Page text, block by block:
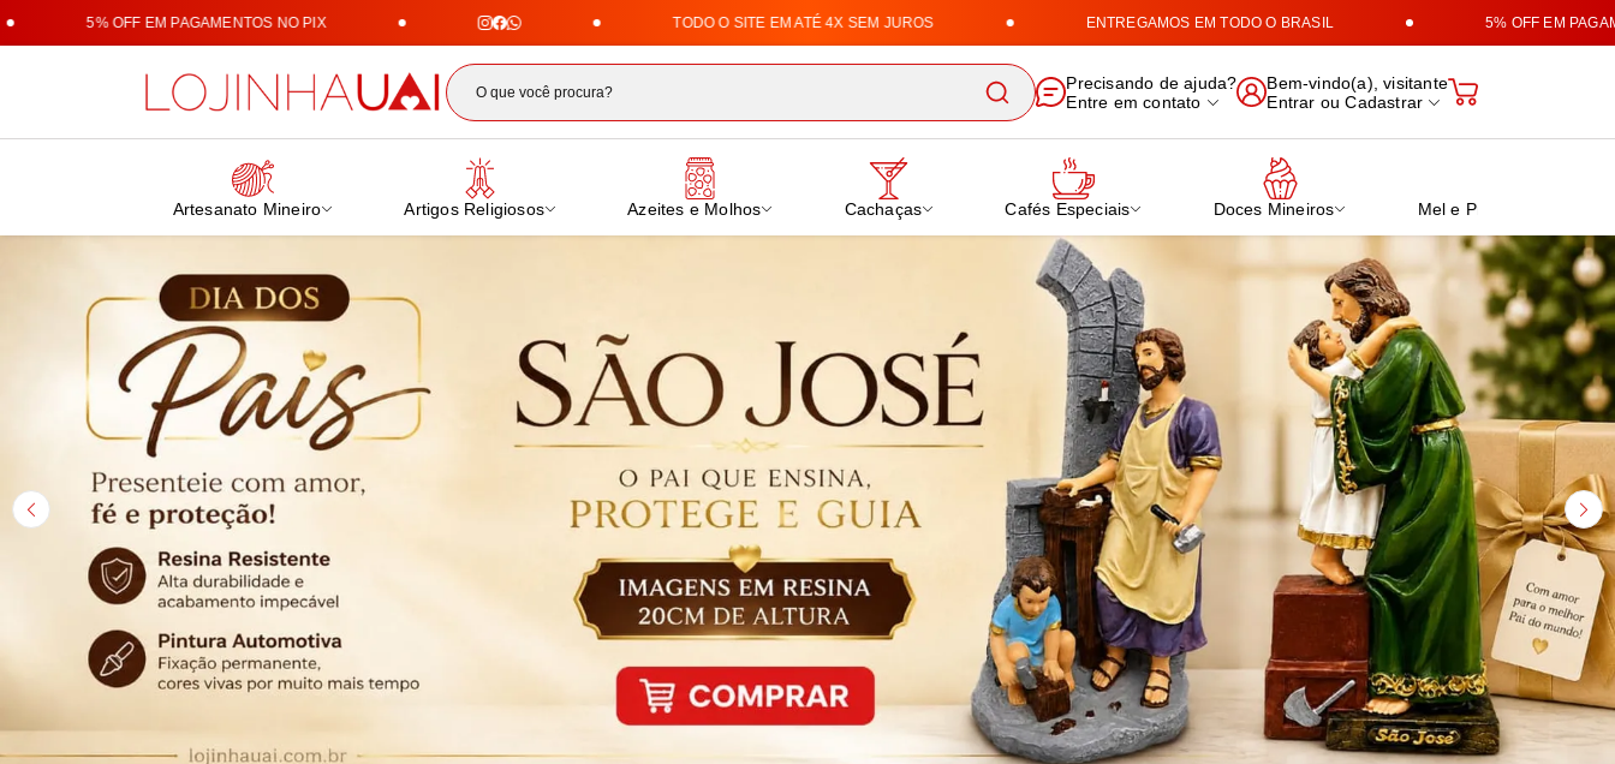
5% OFF EM PAGAMENTOS NO PIX TODO O SITE EM ATÉ 4X SEM JUROS ENTREGAMOS EM TODO O BRASIL 5% OFF EM PAGAMENTOS
Lojinha Uai | Loja de Doces, Cafés e Produtos
Precisando de ajuda?
Entre em contato
Bem-vindo(a), visitante
Entrar ouCadastrar
Artesanato Mineiro Artigos Religiosos Azeites e Molhos Cachaças Cafés Especiais Doces Mineiros Mel e Própolis Verde